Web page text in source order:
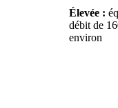
Élevée :
débit de
environ